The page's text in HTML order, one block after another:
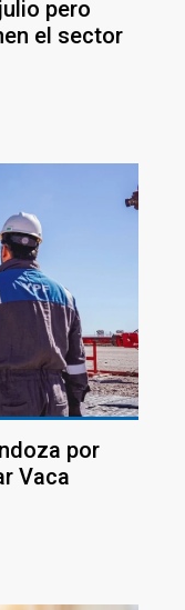
pero
el sector
por
Vaca